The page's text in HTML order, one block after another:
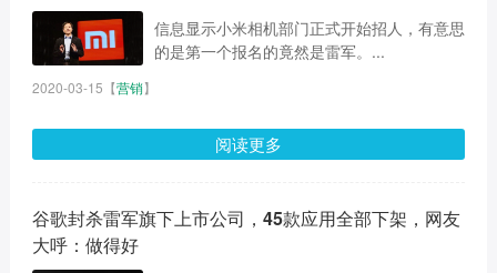
信息显示小米相机部门正式开始招人，有意思
的是第一个报名的竟然是雷军。...
2020-03-15 【营销】
阅读更多
谷歌封杀雷军旗下上市公司，45款应用全部下架，网友
大呼：做得好